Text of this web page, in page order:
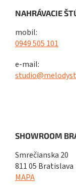
NAHRÁVACIE
mobil:
0949 505 101
e-mail:
SHOWROOM
Smrečianska 20
811 05 Bratislava
MAPA